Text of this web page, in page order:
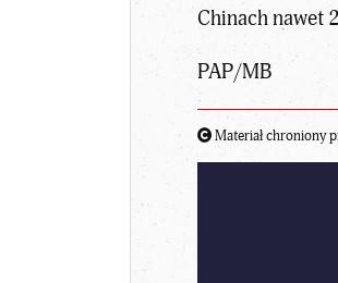
Chinach nawet
PAP/MB
Materiał chroniony